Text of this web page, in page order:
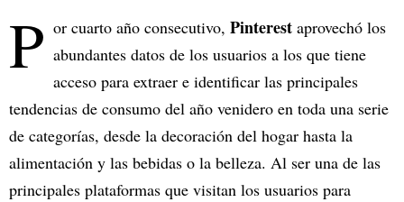
P or cuarto año consecutivo, Pinterest aprovechó los
abundantes datos de los usuarios a los que tiene
acceso para extraer e identificar las principales
tendencias de consumo del año venidero en toda una serie
de categorías, desde la decoración del hogar hasta la
alimentación y las bebidas o la belleza. Al ser una de las
principales plataformas que visitan los usuarios para